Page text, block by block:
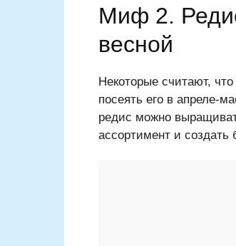
Миф 2.
весной
Некоторые считают,
посеять его в апреле-
редис можно
ассортимент и создать